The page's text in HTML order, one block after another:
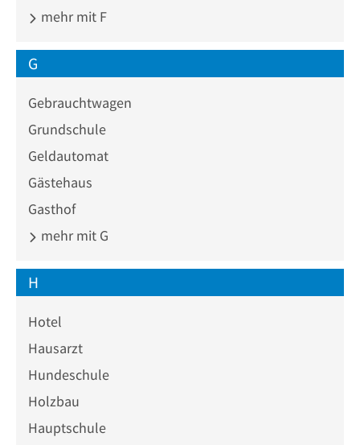
mehr mit F
G
Gebrauchtwagen
Grundschule
Geldautomat
Gästehaus
Gasthof
mehr mit G
H
Hotel
Hausarzt
Hundeschule
Holzbau
Hauptschule